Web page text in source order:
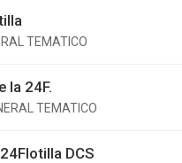
TEMATICO
la 24F.
TEMATICO
DCS